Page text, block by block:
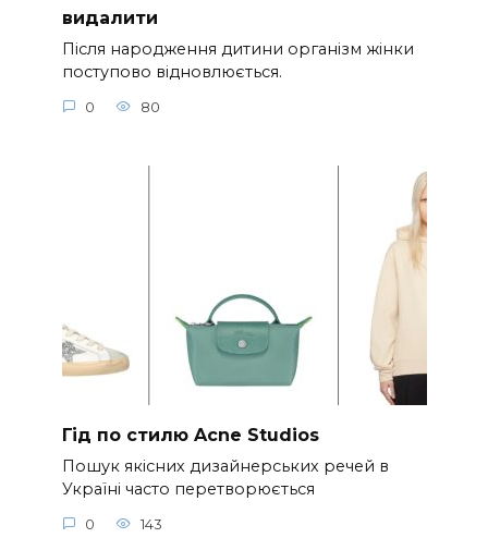
видалити
Після народження дитини організм жінки
поступово відновлюється.
0 80
Гід по стилю Acne Studios
Пошук якісних дизайнерських речей в
Україні часто перетворюється
0 143